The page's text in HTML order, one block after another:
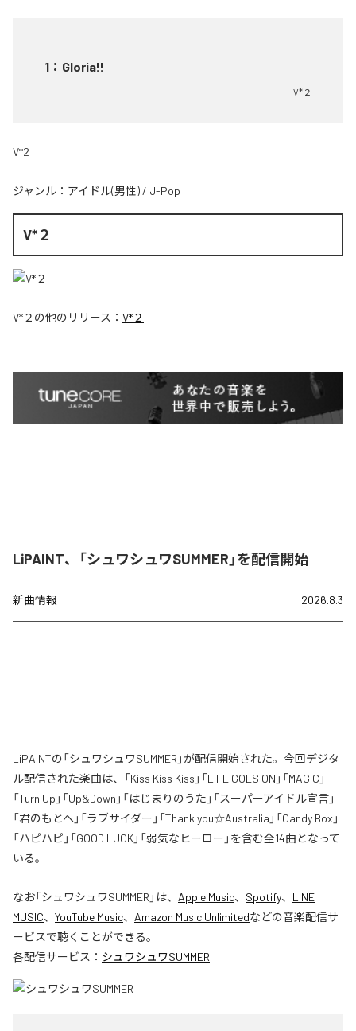
1 ： Gloria!!
V*２
V*2
ジャンル： アイドル(男性) / J-Pop
V*２
V*２ の他のリリース： V*２
LiPAINT、「シュワシュワSUMMER」を配信開始
新曲情報 2026.8.3
LiPAINTの「シュワシュワSUMMER」が配信開始された。今回デジタ
ル配信された楽曲は、「Kiss Kiss Kiss」「LIFE GOES ON」「MAGIC」
「Turn Up」「Up&Down」「はじまりのうた」「スーパーアイドル宣言」
「君のもとへ」「ラブサイダー」「Thank you☆Australia」「Candy Box」
「ハピハピ」「GOOD LUCK」「弱気なヒーロー」を含む全14曲となって
いる。
なお「シュワシュワSUMMER 」は、 Apple Music、 Spotify、 LINE
MUSIC、 YouTube Music、 Amazon Music Unlimitedなどの音楽配信サ
ービスで聴くことができる。
各配信サービス： シュワシュワSUMMER